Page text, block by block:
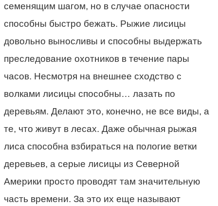
семенящим шагом, но в случае опасности
способны быстро бежать. Рыжие лисицы
довольно выносливы и способны выдержать
преследование охотников в течение пары
часов. Несмотря на внешнее сходство с
волками лисицы способны… лазать по
деревьям. Делают это, конечно, не все виды, а
те, что живут в лесах. Даже обычная рыжая
лиса способна взбираться на пологие ветки
деревьев, а серые лисицы из Северной
Америки просто проводят там значительную
часть времени. За это их еще называют